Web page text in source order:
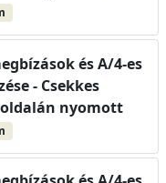
és A/4-es
- Csekkes
nyomott